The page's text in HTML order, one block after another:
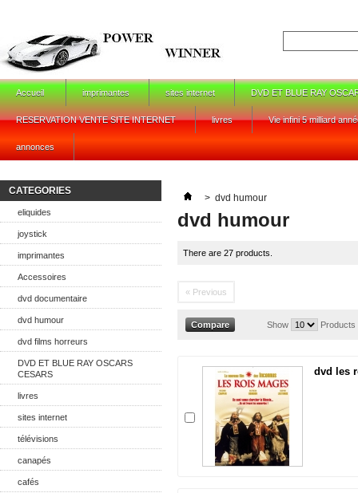
Accueil imprimantes sites internet DVD ET BLUE RAY
RESERVATION VENTE SITE INTERNET livres Vie infini 5 milliard
annonces
CATEGORIES
eliquides
joystick
imprimantes
Accessoires
dvd documentaire
dvd humour
dvd films horreurs
DVD ET BLUE RAY OSCARS
CESARS
livres
sites internet
télévisions
canapés
cafés
> dvd humour
dvd humour
There are 27 products.
« Previous
Show Products
dvd les